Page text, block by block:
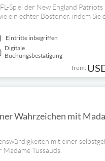
Spiel der New England
ein echter Bostoner, indem Sie
Eintritte inbegriffen
Digitale
Buchungsbestätigung
from:
Wahrzeichen mit
mit einer
Tussauds.